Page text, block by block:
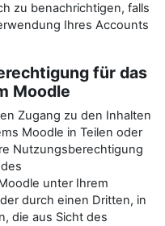
zu benachrichtigen, falls
Ihres Accounts
für das
Moodle
Zugang zu den Inhalten
Moodle in Teilen oder
Nutzungsberechtigung
unter Ihrem
durch einen Dritten, in
die aus Sicht des